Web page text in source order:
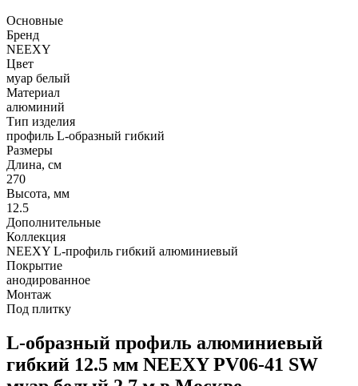
Основные
Бренд
NEEXY
Цвет
муар белый
Материал
алюминий
Тип изделия
профиль L-образный гибкий
Размеры
Длина, см
270
Высота, мм
12.5
Дополнительные
Коллекция
NEEXY L-профиль гибкий алюминиевый
Покрытие
анодированное
Монтаж
Под плитку
L-образный профиль алюминиевый
гибкий 12.5 мм NEEXY PV06-41 SW